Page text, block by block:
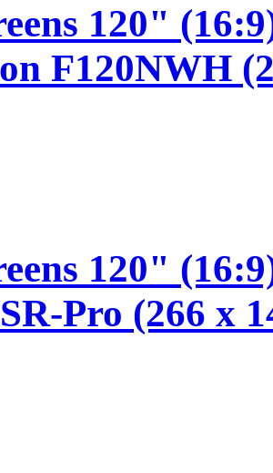
120"
F120NWH
120"
Pro (266 x